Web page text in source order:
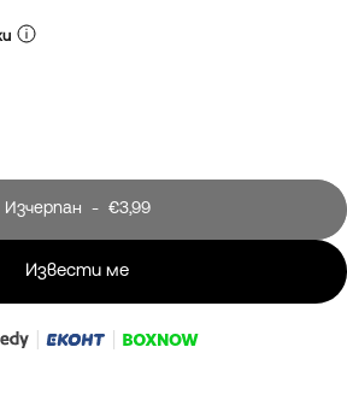
Изчерпан - €3,99
Извести ме